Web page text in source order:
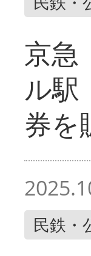
京
ル
券を
民鉄・